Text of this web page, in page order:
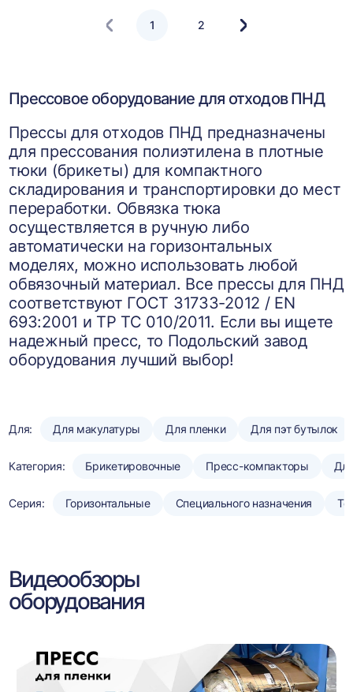
1 2
Следующая
Прессовое оборудование для отходов ПНД
Прессы для отходов ПНД предназначены
для прессования полиэтилена в плотные
тюки (брикеты) для компактного
складирования и транспортировки до мест
переработки. Обвязка тюка
осуществляется в ручную либо
автоматически на горизонтальных
моделях, можно использовать любой
обвязочный материал. Все прессы для ПНД
соответствуют ГОСТ 31733-2012 / EN
693:2001 и ТР ТС 010/2011. Если вы ищете
надежный пресс, то Подольский завод
оборудования лучший выбор!
Для: Для макулатуры Для пленки Для пэт бутылок
Категория: Брикетировочные Пресс-компакторы
Серия: Горизонтальные Специального назначения
Видеообзоры
оборудования